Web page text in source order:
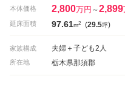
本体価格 2,800万円 ～2,899
延床面積 97.61m2 (29.5坪)
家族構成 夫婦＋子ども2人
所在地 栃木県那須郡